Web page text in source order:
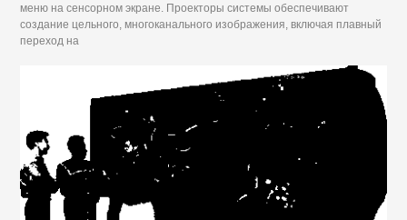
меню на сенсорном экране. Проекторы системы обеспечивают
создание цельного, многоканального изображения, включая плавный
переход на